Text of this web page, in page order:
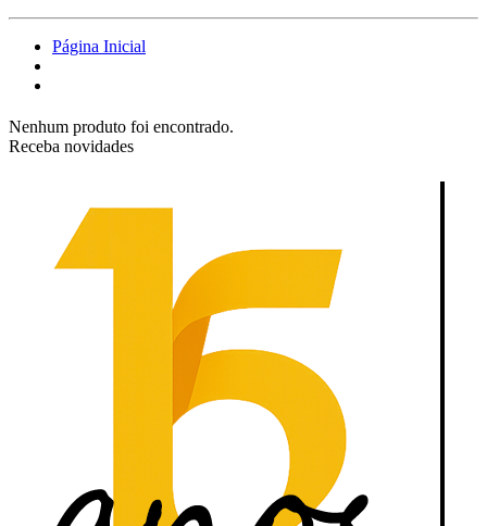
Página Inicial
Nenhum produto foi encontrado.
Receba novidades